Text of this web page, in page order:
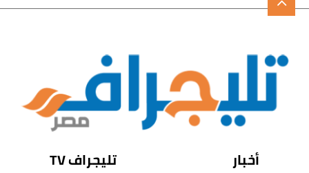
أخبار
تليجراف TV